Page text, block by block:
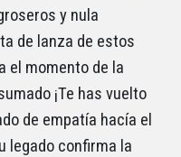
y nula
de lanza de estos
el momento de la
¡Te has vuelto
de empatía hacía el
legado confirma la